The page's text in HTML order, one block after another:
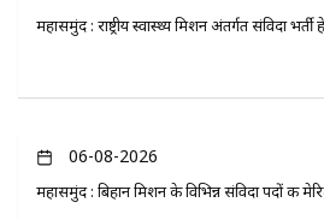
महासमुंद : राष्ट्रीय स्वास्थ्य मिशन अंतर्गत संविदा भर्ती
06-08-2026
महासमुंद : बिहान मिशन के विभिन्न संविदा पदों की